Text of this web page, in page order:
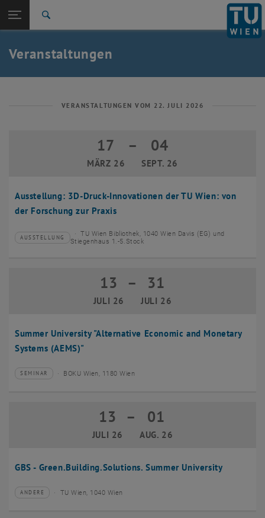
TU Login
Quicklinks
Quicklinks-Menü umschalten
Studium
Karriere
Zurück: Subseiten von Aktuelles auflisten
Aktuelles
Veranstaltungen
VERANSTALTUNGEN VOM 22. JULI 2026
Ausstellung: 3D-Druck-Innovationen der TU Wien: von
der Forschung zur Praxis
17
MÄRZ 26
17 März 2026 bis 04 September 2026
– 04
SEPT. 26
Veranstaltungstyp:
AUSSTELLUNG
Veranstaltungsort:
TU Wien Bibliothek, 1040 Wien Davis (EG) und
Stiegenhaus 1.-5.Stock
Summer University "Alternative Economic and Monetary
Systems (AEMS)"
13
JULI 26
13 Juli 2026 bis 31 Juli 2026
– 31
JULI 26
Veranstaltungstyp:
SEMINAR
Veranstaltungsort:BOKU Wien, 1180 Wien
GBS - Green.Building.Solutions. Summer University
13
JULI 26
13 Juli 2026 bis 01 August 2026
– 01
AUG. 26
Veranstaltungstyp:
ANDERE
Veranstaltungsort:TU Wien, 1040 Wien